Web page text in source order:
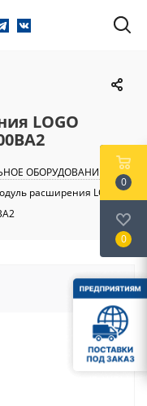
LOGO
ОБОРУДОВАНИЕ
-
расширения LOGO
0
0